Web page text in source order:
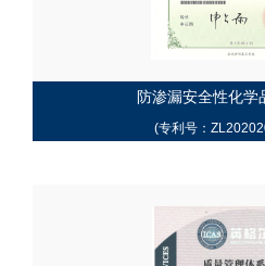
防渗漏安全性化学
(专利号：